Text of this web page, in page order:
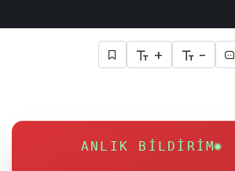
+ -
ANLIK BILDIRIM